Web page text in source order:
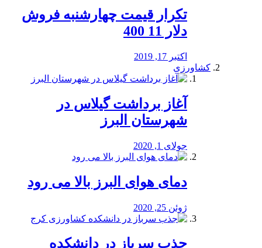
تکرار قیمت چهارشنبه فروش
دلار 11 400
اکتبر 17, 2019
کشاورزی
آغاز برداشت گیلاس در
شهرستان البرز
جولای 1, 2020
دمای هوای البرز بالا می رود
ژوئن 25, 2020
جذب سرباز در دانشکده